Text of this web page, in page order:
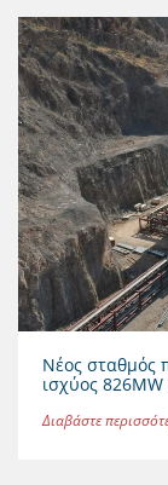
Νέος σταθμός
ισχύος
Διαβάστε